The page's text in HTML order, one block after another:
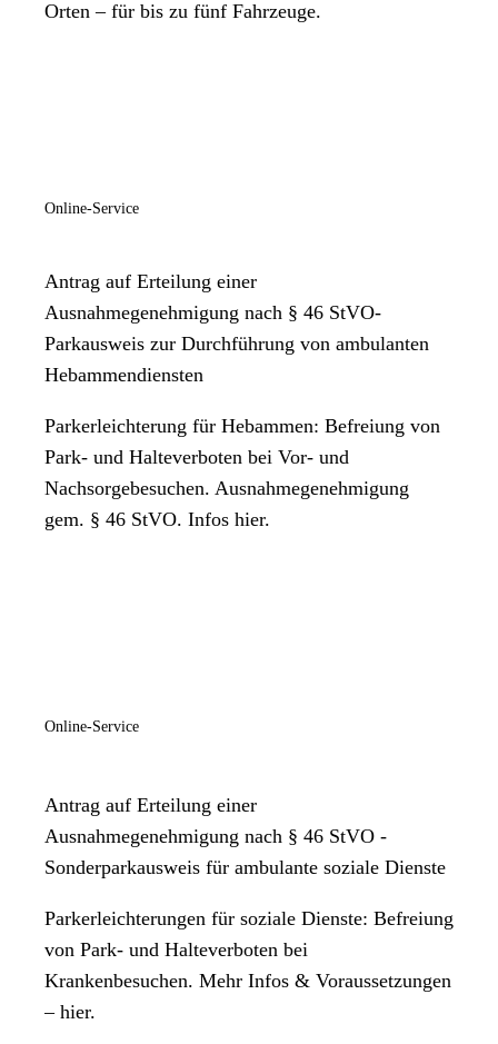
Orten – für bis zu fünf Fahrzeuge.
Online-Service
Antrag auf Erteilung einer
Ausnahmegenehmigung nach § 46 StVO-
Parkausweis zur Durchführung von ambulanten
Hebammendiensten
Parkerleichterung für Hebammen: Befreiung von
Park- und Halteverboten bei Vor- und
Nachsorgebesuchen. Ausnahmegenehmigung
gem. § 46 StVO. Infos hier.
Online-Service
Antrag auf Erteilung einer
Ausnahmegenehmigung nach § 46 StVO -
Sonderparkausweis für ambulante soziale Dienste
Parkerleichterungen für soziale Dienste: Befreiung
von Park- und Halteverboten bei
Krankenbesuchen. Mehr Infos & Voraussetzungen
– hier.